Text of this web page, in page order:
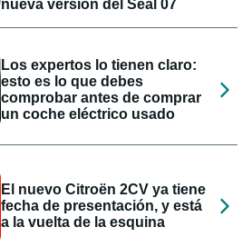
nueva versión del Seal 07
Los expertos lo tienen claro:
esto es lo que debes
comprobar antes de comprar
un coche eléctrico usado
El nuevo Citroën 2CV ya tiene
fecha de presentación, y está
a la vuelta de la esquina